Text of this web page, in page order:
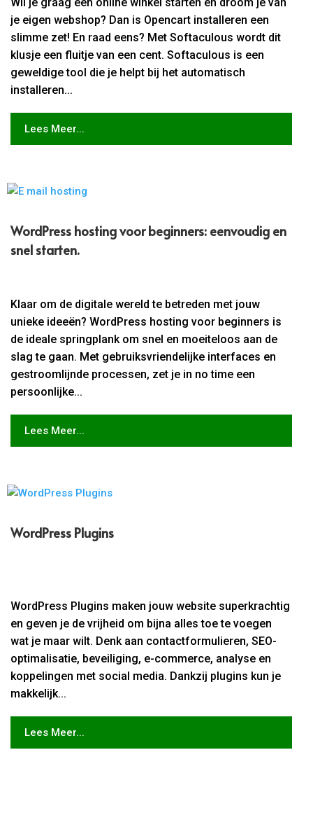
Wil je graag een online winkel starten en droom je van
je eigen webshop? Dan is Opencart installeren een
slimme zet! En raad eens? Met Softaculous wordt dit
klusje een fluitje van een cent. Softaculous is een
geweldige tool die je helpt bij het automatisch
installeren...
Lees Meer...
WordPress hosting voor beginners: eenvoudig en
snel starten.​
Klaar om de digitale wereld te betreden met jouw
unieke ideeën? WordPress hosting voor beginners is
de ideale springplank om snel en moeiteloos aan de
slag te gaan. Met gebruiksvriendelijke interfaces en
gestroomlijnde processen, zet je in no time een
persoonlijke...
Lees Meer...
WordPress Plugins
WordPress Plugins maken jouw website superkrachtig
en geven je de vrijheid om bijna alles toe te voegen
wat je maar wilt. Denk aan contactformulieren, SEO-
optimalisatie, beveiliging, e-commerce, analyse en
koppelingen met social media. Dankzij plugins kun je
makkelijk...
Lees Meer...